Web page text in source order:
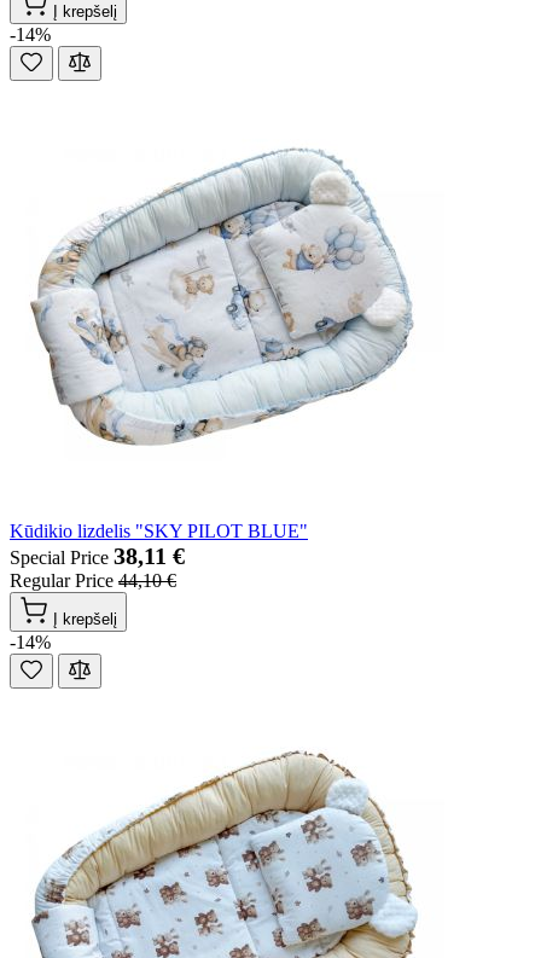
Į krepšelį
-14%
Kūdikio lizdelis "SKY PILOT BLUE"
Special Price 38,11 €
Regular Price 44,10 €
Į krepšelį
-14%